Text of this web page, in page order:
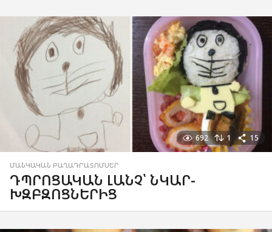
692 1 15
ՄԱՆԿԱԿԱՆ ԲԱՂԱԴՐԱՏՈՄՍԵՐ
ԴՊՐՈՑԱԿԱՆ ԼԱՆՉ՝ ՆԿԱՐ-
ԽԶԲԶՈՑՆԵՐԻՑ